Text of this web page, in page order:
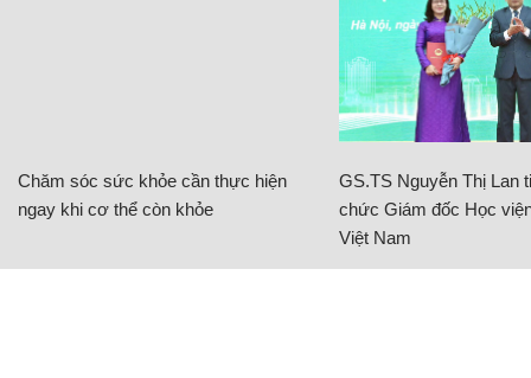
Chăm sóc sức khỏe cần thực hiện
ngay khi cơ thể còn khỏe
GS.TS Nguyễn Thị Lan
chức Giám đốc Học
Việt Nam